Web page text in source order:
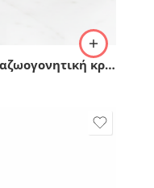
“Everybody, Cool Down!” Αναζωογονητική κρέμα σώματος, Beauty Jar 150ml